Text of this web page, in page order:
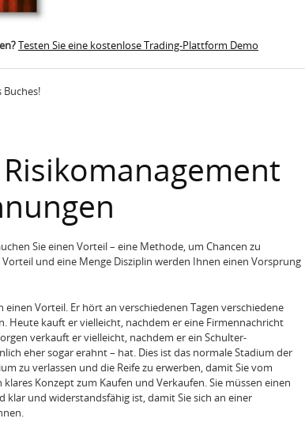
Testen Sie eine kostenlose Trading-Plattform Demo
Buches!
Sie einen Vorteil – eine Methode, um Chancen zu
und eine Menge Disziplin werden Ihnen einen Vorsprung
einen Vorteil. Er hört an verschiedenen Tagen verschiedene
Heute kauft er vielleicht, nachdem er eine Firmennachricht
verkauft er vielleicht, nachdem er ein Schulter-
eher sogar erahnt – hat. Dies ist das normale Stadium der
zu verlassen und die Reife zu erwerben, damit Sie vom
Konzept zum Kaufen und Verkaufen. Sie müssen einen
klar und widerstandsfähig ist, damit Sie sich an einer